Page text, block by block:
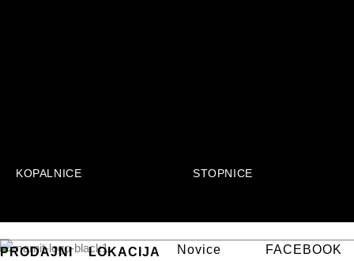
KOPALNICE STOPNICE
PRODAJNI LOKACIJA Novice FACEBOOK